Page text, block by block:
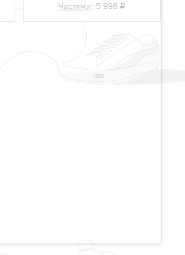
Частями: 5 998 ₽